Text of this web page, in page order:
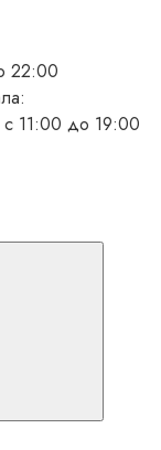
22:00
11:00 до 19:00